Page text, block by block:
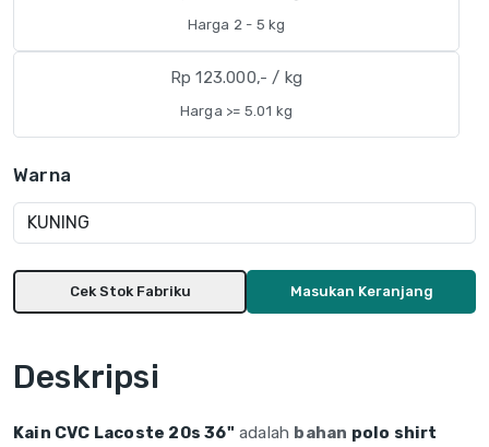
Harga 2 - 5 kg
Rp 123.000,- / kg
Harga >= 5.01 kg
Warna
Cek Stok Fabriku Masukan Keranjang
Deskripsi
Kain CVC Lacoste 20s 36"adalah bahan polo shirt